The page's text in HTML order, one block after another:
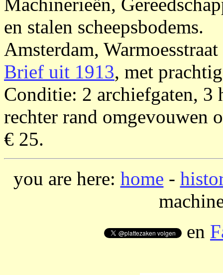
en stalen scheepsbodems.
Amsterdam,
Brief uit 1913, met
Conditie: 2 archiefgaten, 3
rechter rand omgevouwen
€ 25.
you are here: home -
en